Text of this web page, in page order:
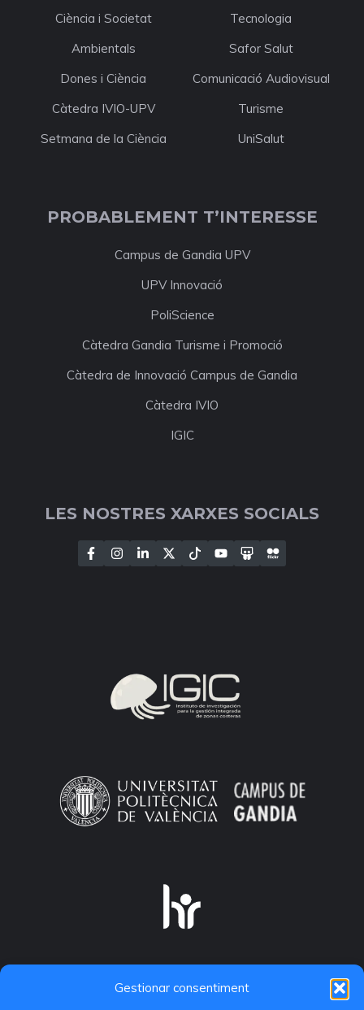
Gestionar consentiment
Ciència i Societat
Tecnologia
Ambientals
Safor Salut
Dones i Ciència
Comunicació Audiovisual
Càtedra IVIO-UPV
Turisme
Setmana de la Ciència
UniSalut
PROBABLEMENT T’INTERESSE
Campus de Gandia UPV
UPV Innovació
PoliScience
Càtedra Gandia Turisme i Promoció
Càtedra de Innovació Campus de Gandia
Càtedra IVIO
IGIC
LES NOSTRES XARXES SOCIALS